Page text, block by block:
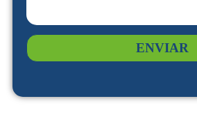
ENVIAR